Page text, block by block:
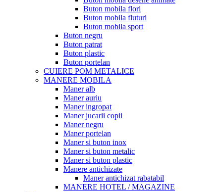
Buton mobila flori
Buton mobila fluturi
Buton mobila sport
Buton negru
Buton patrat
Buton plastic
Buton portelan
CUIERE POM METALICE
MANERE MOBILA
Maner alb
Maner auriu
Maner ingropat
Maner jucarii copii
Maner negru
Maner portelan
Maner si buton inox
Maner si buton metalic
Maner si buton plastic
Manere antichizate
Maner antichizat rabatabil
MANERE HOTEL / MAGAZINE